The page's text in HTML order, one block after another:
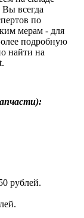
Вы всегда
по
мерам - для
подробную
найти на
рублей.